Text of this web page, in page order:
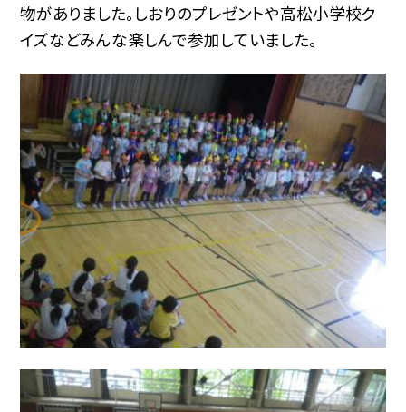
物がありました。しおりのプレゼントや高松小学校ク
イズなどみんな楽しんで参加していました。